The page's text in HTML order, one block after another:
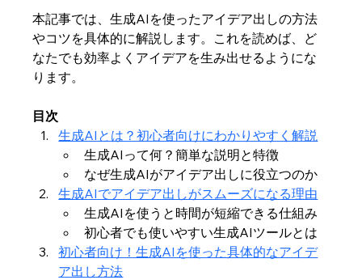
本記事では、生成AIを使ったアイデア出しの方法
やコツを具体的に解説します。これを読めば、ど
なたでも効率よくアイデアを生み出せるようにな
ります。
目次
生成AIとは？初心者向けにわかりやすく解説
生成AIって何？簡単な説明と特徴
なぜ生成AIがアイデア出しに役立つのか
生成AIでアイデア出しがスムーズになる理由
生成AIを使うと時間が短縮できる仕組み
初心者でも使いやすい生成AIツールとは
初心者向け！生成AIを使った具体的なアイデ
ア出し方法